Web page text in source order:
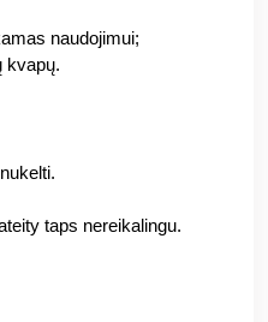
naudojimui;
kvapų.
taps nereikalingu.